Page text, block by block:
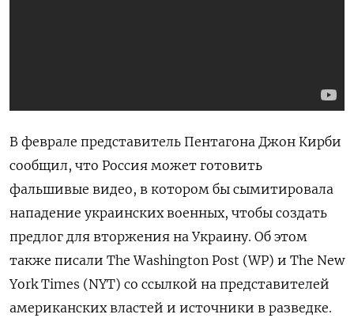
В феврале представитель Пентагона Джон Кирби
сообщил, что Россия может готовить
фальшивые видео, в котором бы сымитировала
нападение украинских военных, чтобы создать
предлог для вторжения на Украину. Об этом
также писали The Washington Post (WP) и The New
York Times (NYT) со ссылкой на представителей
американских властей и источники в разведке.